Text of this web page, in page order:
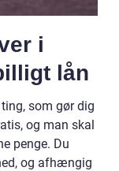
i
lån
som gør dig
og man skal
penge. Du
og afhængig